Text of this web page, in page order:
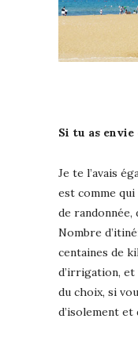
Si tu as
Je te l’avais
est comme
de randonnée,
Nombre
centaines de
d’irrigation, et
du choix, si
d’isolement